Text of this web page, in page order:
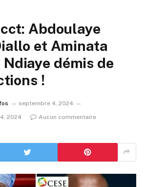
Abdoulaye
et Aminata
démis de
!
septembre 4, 2024
2024
Aucun commentaire